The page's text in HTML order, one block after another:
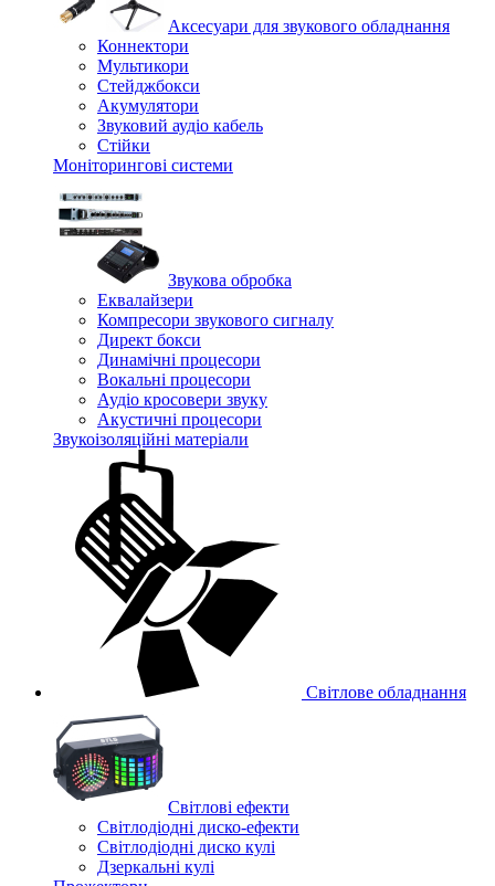
Аксесуари для звукового обладнання
Коннектори
Мультикори
Стейджбокси
Акумулятори
Звуковий аудіо кабель
Стійки
Моніторингові системи
Звукова обробка
Еквалайзери
Компресори звукового сигналу
Директ бокси
Динамічні процесори
Вокальні процесори
Аудіо кросовери звуку
Акустичні процесори
Звукоізоляційні матеріали
Світлове обладнання
Cвітлові ефекти
Світлодіодні диско-ефекти
Світлодіодні диско кулі
Дзеркальні кулі